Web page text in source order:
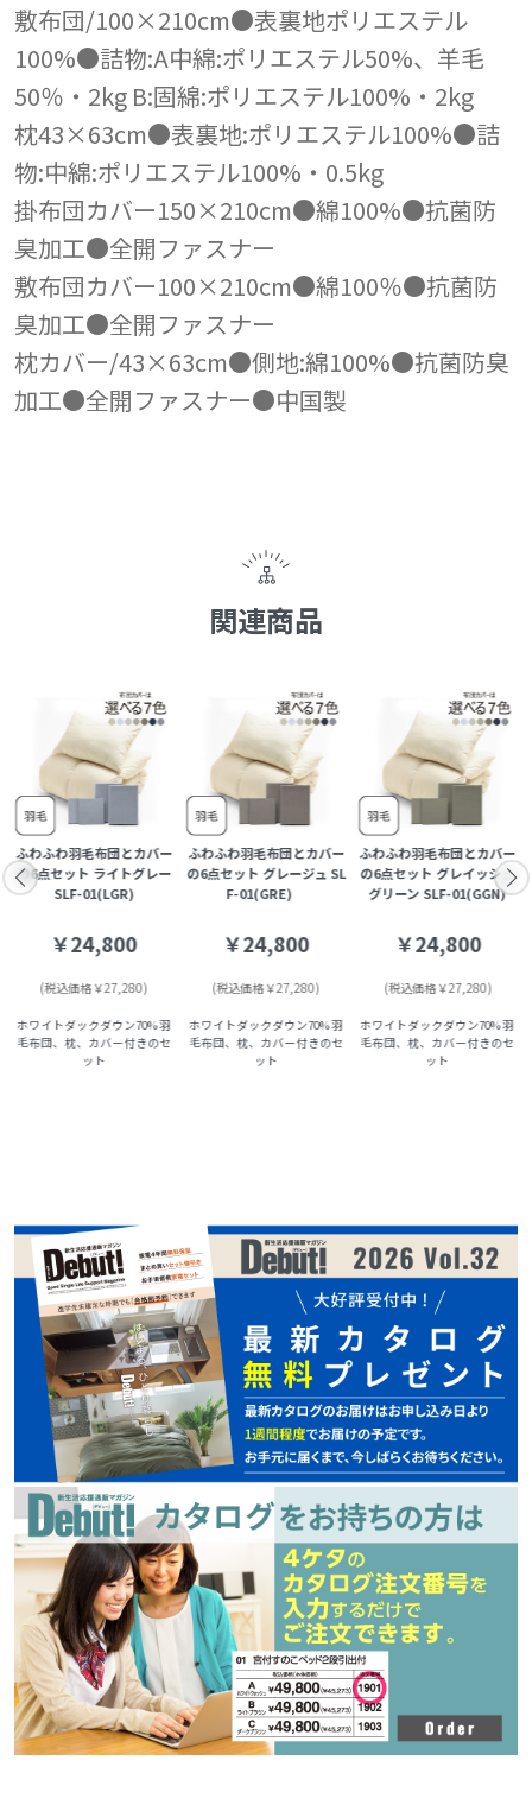
敷布団/100×210cm●表裏地ポリエステル
100%●詰物:A中綿:ポリエステル50%、羊毛
50％・2kg B:固綿:ポリエステル100%・2kg
枕43×63cm●表裏地:ポリエステル100%●詰
物:中綿:ポリエステル100%・0.5kg
掛布団カバー150×210cm●綿100%●抗菌防
臭加工●全開ファスナー
敷布団カバー100×210cm●綿100％●抗菌防
臭加工●全開ファスナー
枕カバー/43×63cm●側地:綿100%●抗菌防臭
加工●全開ファスナー●中国製
関連商品
ふわふわ羽毛布団とカバー
の6点セット ライトグレー
SLF-01(LGR)
￥24,800
(税込価格￥27,280)
ホワイトダックダウン70% 羽
毛布団、枕、カバー付きのセ
ット
ふわふわ羽毛布団とカバー
の6点セット グレージュ SL
F-01(GRE)
￥24,800
(税込価格￥27,280)
ホワイトダックダウン70% 羽
毛布団、枕、カバー付きのセ
ット
ふわふわ羽毛布団とカバー
の6点セット グレイッシュ
グリーン SLF-01(GGN)
￥24,800
(税込価格￥27,280)
ホワイトダックダウン70% 羽
毛布団、枕、カバー付きのセ
ット